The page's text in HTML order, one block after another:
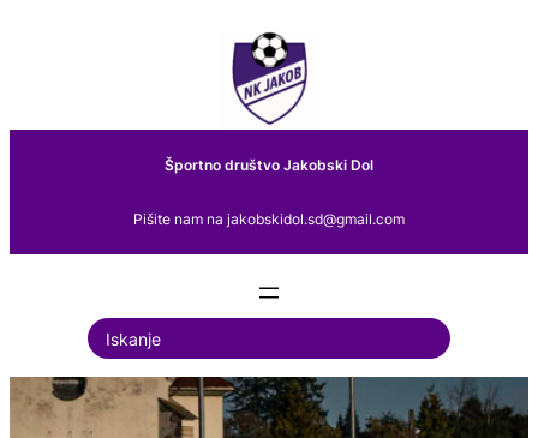
Športno društvo Jakobski Dol
Pišite nam na jakobskidol.sd@gmail.com
S
e
a